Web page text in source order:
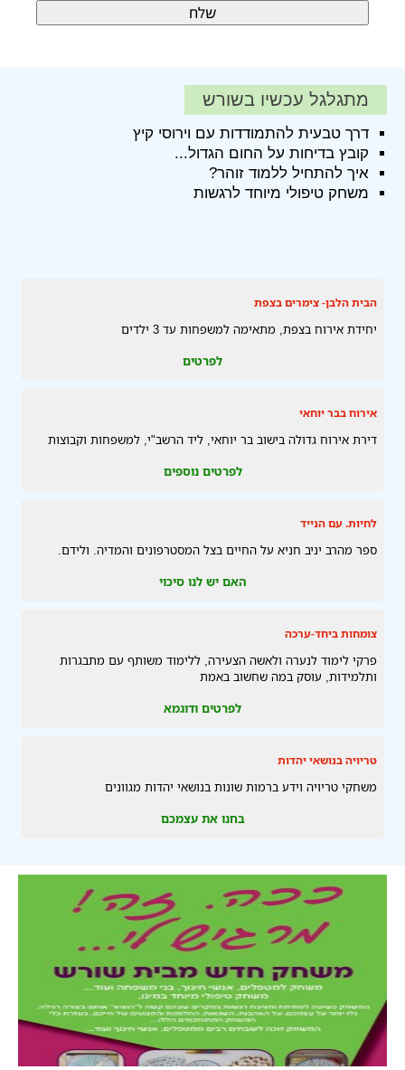
מתגלגל עכשיו בשורש
דרך טבעית להתמודדות עם וירוסי קיץ
קובץ בדיחות על החום הגדול...
איך להתחיל ללמוד זוהר?
משחק טיפולי מיוחד לרגשות
הבית הלבן- צימרים בצפת
יחידת אירוח בצפת, מתאימה למשפחות עד 3 ילדים
לפרטים
אירוח בבר יוחאי
דירת אירוח גדולה בישוב בר יוחאי, ליד הרשב"י, למשפחות וקבוצות
לפרטים נוספים
לחיות. עם הנייד
ספר מהרב יניב חניא על החיים בצל המסטרפונים והמדיה. ולידם.
האם יש לנו סיכוי
צומחות ביחד-ערכה
פרקי לימוד לנערה ולאשה הצעירה, ללימוד משותף עם מתבגרות
ותלמידות, עוסק במה שחשוב באמת
לפרטים ודוגמא
טריויה בנושאי יהדות
משחקי טריויה וידע ברמות שונות בנושאי יהדות מגוונים
בחנו את עצמכם